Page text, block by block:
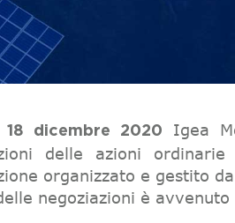
18 dicembre 2020
Igea
delle azioni
organizzato e gestito
negoziazioni è